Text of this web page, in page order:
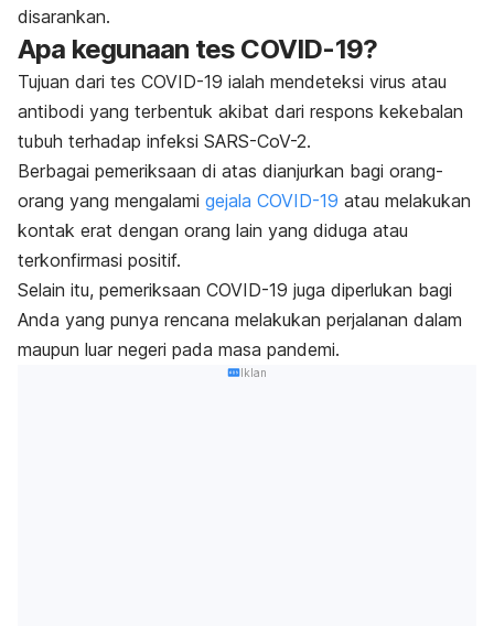
disarankan.
Apa kegunaan tes COVID-19?
Tujuan dari tes COVID-19 ialah mendeteksi virus atau
antibodi yang terbentuk akibat dari respons kekebalan
tubuh terhadap infeksi SARS-CoV-2.
Berbagai pemeriksaan di atas dianjurkan bagi orang-
orang yang mengalami gejala COVID-19 atau melakukan
kontak erat dengan orang lain yang diduga atau
terkonfirmasi positif.
Selain itu, pemeriksaan COVID-19 juga diperlukan bagi
Anda yang punya rencana melakukan perjalanan dalam
maupun luar negeri pada masa pandemi.
Iklan